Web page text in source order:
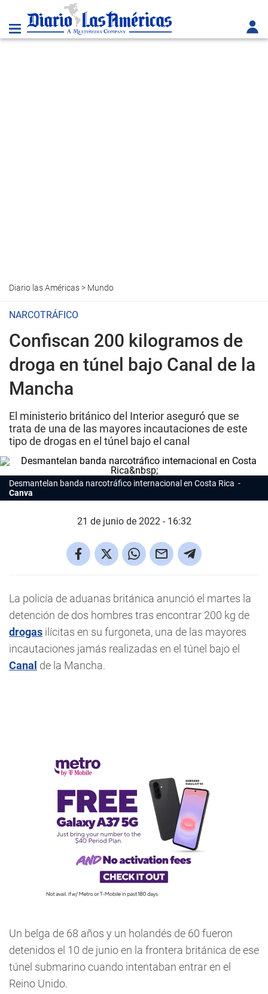
Diario las Américas> Mundo
NARCOTRÁFICO
Confiscan 200 kilogramos de
droga en túnel bajo Canal de la
Mancha
El ministerio británico del Interior aseguró que se
trata de una de las mayores incautaciones de este
tipo de drogas en el túnel bajo el canal
Desmantelan banda narcotráfico internacional en Costa Rica
Canva
21 de junio de 2022 - 16:32
La policía de aduanas británica anunció el martes la
detención de dos hombres tras encontrar 200 kg de
drogas ilícitas en su furgoneta, una de las mayores
incautaciones jamás realizadas en el túnel bajo el
Canal de la Mancha.
Un belga de 68 años y un holandés de 60 fueron
detenidos el 10 de junio en la frontera británica de ese
túnel submarino cuando intentaban entrar en el
Reino Unido.